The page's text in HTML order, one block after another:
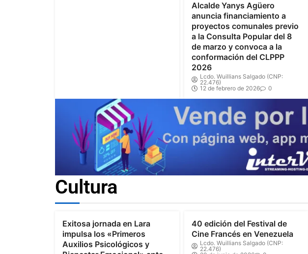
Alcalde Yanys Agüero
anuncia financiamiento a
proyectos comunales previo
a la Consulta Popular del 8
de marzo y convoca a la
conformación del CLPPP
2026
Lcdo. Wuillians Salgado (CNP:
22.476)
12 de febrero de 2026
0
Cultura
Exitosa jornada en Lara
impulsa los «Primeros
Auxilios Psicológicos y
40 edición del Festival de
Cine Francés en Venezuela
Lcdo. Wuillians Salgado (CNP:
22.476)